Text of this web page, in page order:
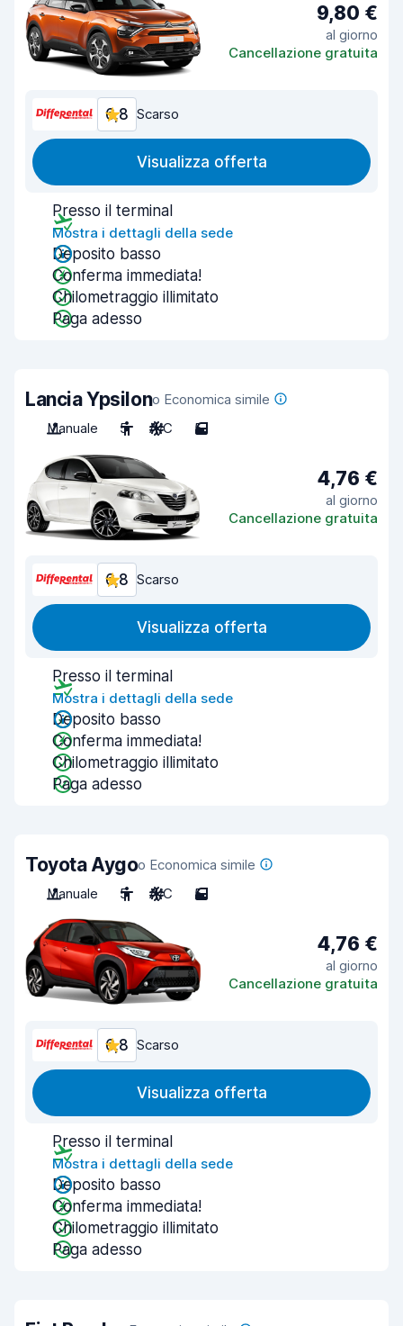
9,80 €
al giorno
Cancellazione gratuita
6,8 Scarso
Visualizza offerta
Presso il terminal
Mostra i dettagli della sede
Deposito basso
Conferma immediata!
Chilometraggio illimitato
Paga adesso
Lancia Ypsilono Economica simile
Manuale
5 A/C 5
4,76 €
al giorno
Cancellazione gratuita
6,8 Scarso
Visualizza offerta
Presso il terminal
Mostra i dettagli della sede
Deposito basso
Conferma immediata!
Chilometraggio illimitato
Paga adesso
Toyota Aygoo Economica simile
Manuale
5 A/C 5
4,76 €
al giorno
Cancellazione gratuita
6,8 Scarso
Visualizza offerta
Presso il terminal
Mostra i dettagli della sede
Deposito basso
Conferma immediata!
Chilometraggio illimitato
Paga adesso